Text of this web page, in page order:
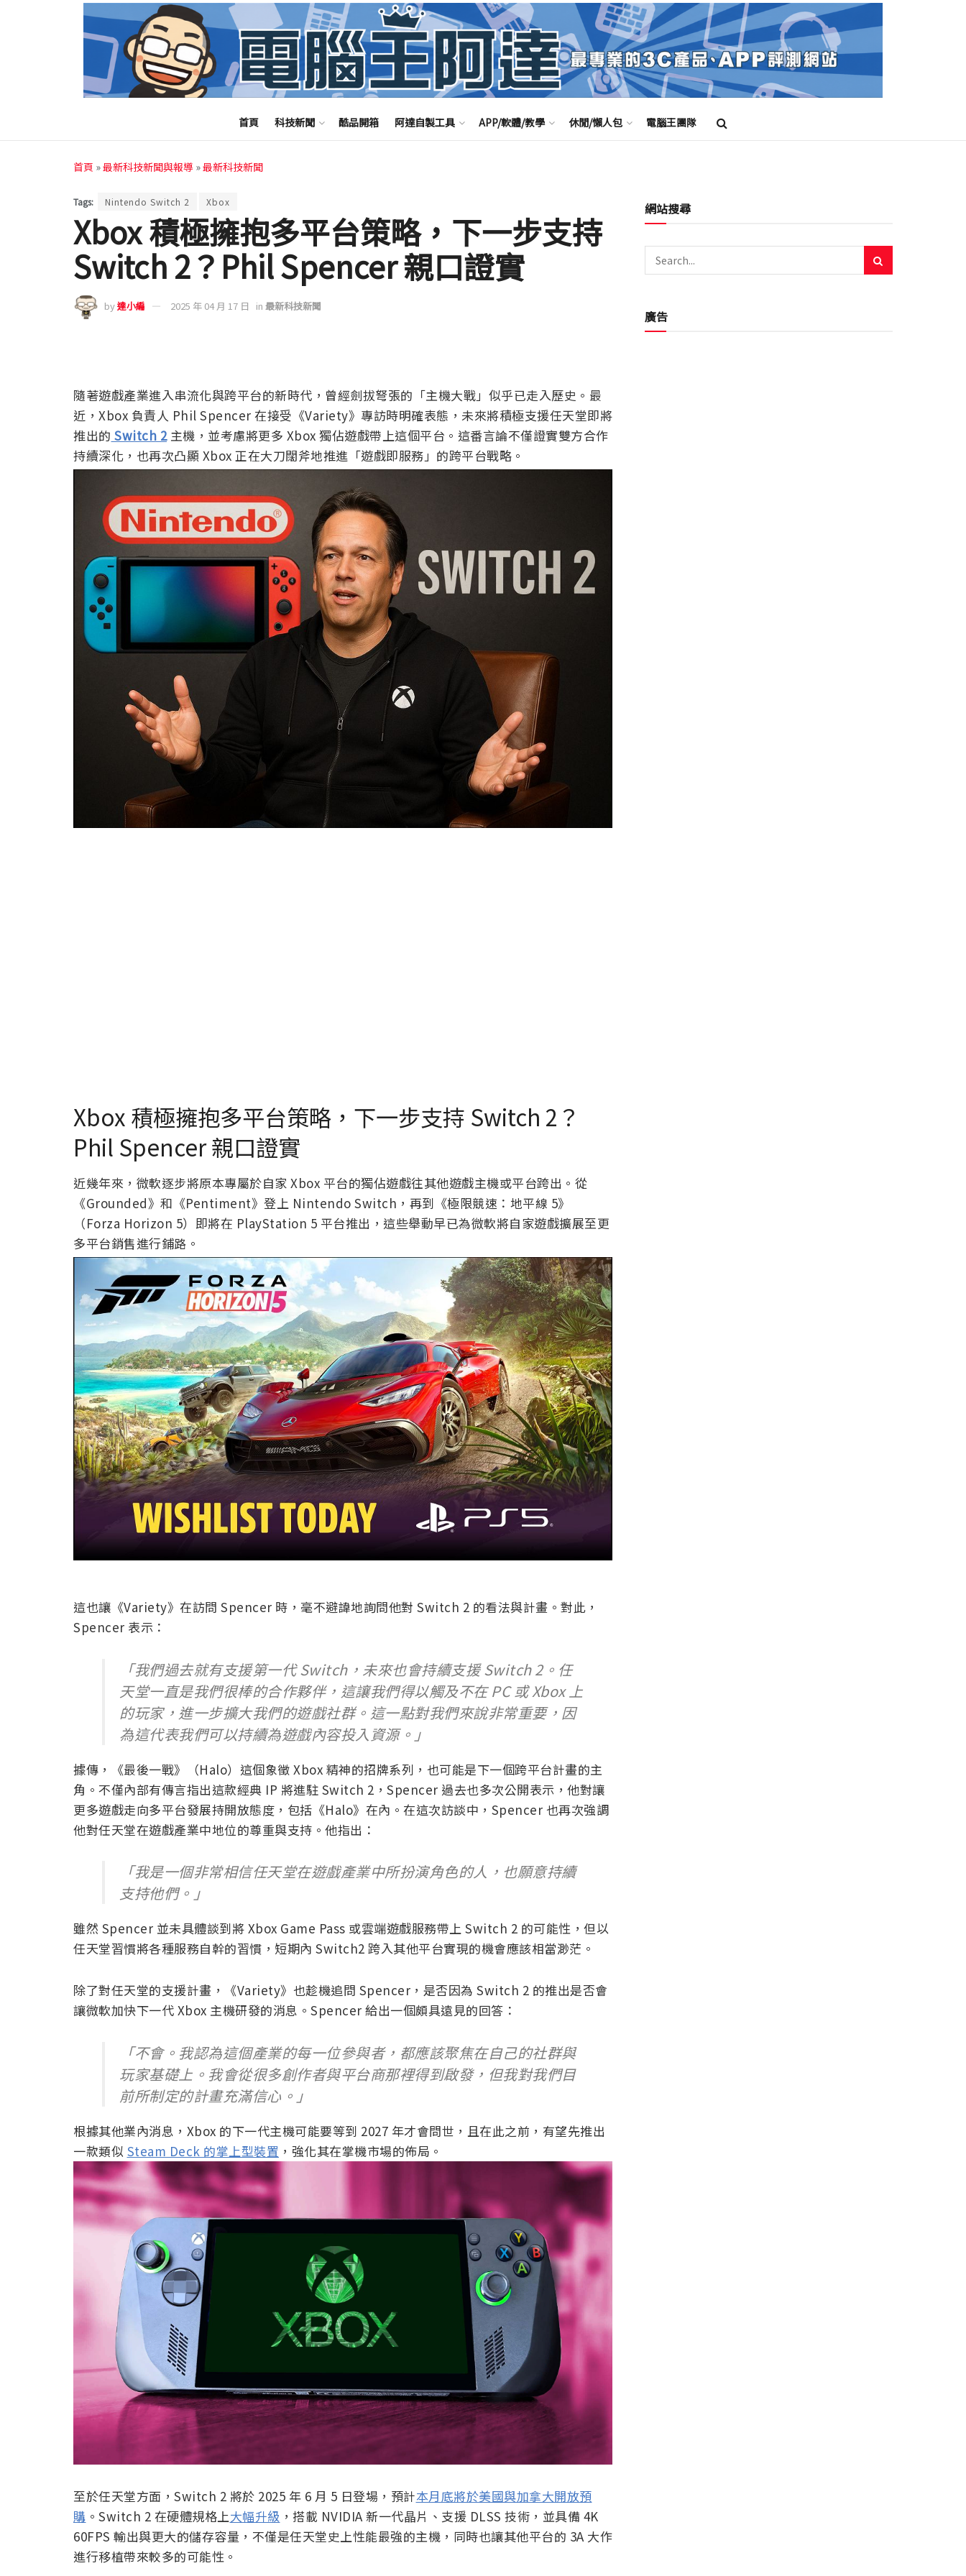
首頁 科技新聞 酷品開箱 阿達自製工具 APP/軟體/教學 休閒/懶人包 電腦王團隊
首頁 »最新科技新聞與報導 »最新科技新聞
Tags: Nintendo Switch 2 Xbox
Xbox 積極擁抱多平台策略，下一步支持
Switch 2？Phil Spencer 親口證實
by達小編 2025 年 04 月 17 日 in 最新科技新聞
隨著遊戲產業進入串流化與跨平台的新時代，曾經劍拔弩張的「主機大戰」似乎已走入歷史。最
近，Xbox 負責人 Phil Spencer 在接受《Variety》專訪時明確表態，未來將積極支援任天堂即將
推出的 Switch 2主機，並考慮將更多 Xbox 獨佔遊戲帶上這個平台。這番言論不僅證實雙方合作
持續深化，也再次凸顯 Xbox 正在大刀闊斧地推進「遊戲即服務」的跨平台戰略。
Xbox 積極擁抱多平台策略，下一步支持 Switch 2？
Phil Spencer 親口證實
近幾年來，微軟逐步將原本專屬於自家 Xbox 平台的獨佔遊戲往其他遊戲主機或平台跨出。從
《Grounded》和《Pentiment》登上 Nintendo Switch，再到《極限競速：地平線 5》
（Forza Horizon 5）即將在 PlayStation 5 平台推出，這些舉動早已為微軟將自家遊戲擴展至更
多平台銷售進行鋪路。
這也讓《Variety》在訪問 Spencer 時，毫不避諱地詢問他對 Switch 2 的看法與計畫。對此，
Spencer 表示：
「我們過去就有支援第一代 Switch，未來也會持續支援 Switch 2。任
天堂一直是我們很棒的合作夥伴，這讓我們得以觸及不在 PC 或 Xbox 上
的玩家，進一步擴大我們的遊戲社群。這一點對我們來說非常重要，因
為這代表我們可以持續為遊戲內容投入資源。」
據傳，《最後一戰》（Halo）這個象徵 Xbox 精神的招牌系列，也可能是下一個跨平台計畫的主
角。不僅內部有傳言指出這款經典 IP 將進駐 Switch 2，Spencer 過去也多次公開表示，他對讓
更多遊戲走向多平台發展持開放態度，包括《Halo》在內。在這次訪談中，Spencer 也再次強調
他對任天堂在遊戲產業中地位的尊重與支持。他指出：
「我是一個非常相信任天堂在遊戲產業中所扮演角色的人，也願意持續
支持他們。」
雖然 Spencer 並未具體談到將 Xbox Game Pass 或雲端遊戲服務帶上 Switch 2 的可能性，但以
任天堂習慣將各種服務自幹的習慣，短期內 Switch2 跨入其他平台實現的機會應該相當渺茫。
除了對任天堂的支援計畫，《Variety》也趁機追問 Spencer，是否因為 Switch 2 的推出是否會
讓微軟加快下一代 Xbox 主機研發的消息。Spencer 給出一個頗具遠見的回答：
「不會。我認為這個產業的每一位參與者，都應該聚焦在自己的社群與
玩家基礎上。我會從很多創作者與平台商那裡得到啟發，但我對我們目
前所制定的計畫充滿信心。」
根據其他業內消息，Xbox 的下一代主機可能要等到 2027 年才會問世，且在此之前，有望先推出
一款類似 Steam Deck 的掌上型裝置 ，強化其在掌機市場的佈局。
至於任天堂方面，Switch 2 將於 2025 年 6 月 5 日登場，預計本月底將於美國與加拿大開放預
購 。Switch 2 在硬體規格上大幅升級 ，搭載 NVIDIA 新一代晶片、支援 DLSS 技術，並具備 4K
60FPS 輸出與更大的儲存容量，不僅是任天堂史上性能最強的主機，同時也讓其他平台的 3A 大作
進行移植帶來較多的可能性。
網站搜尋
廣告